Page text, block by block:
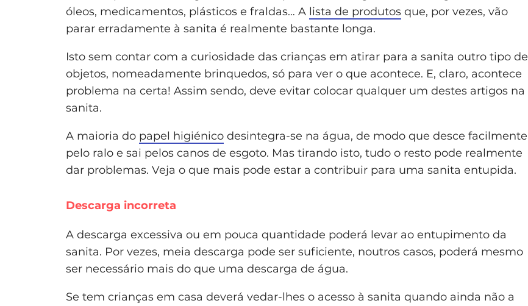
óleos, medicamentos, plásticos e fraldas… A lista de produtos que, por vezes, vão
parar erradamente à sanita é realmente bastante longa.
Isto sem contar com a curiosidade das crianças em atirar para a sanita outro tipo de
objetos, nomeadamente brinquedos, só para ver o que acontece. E, claro, acontece
problema na certa! Assim sendo, deve evitar colocar qualquer um destes artigos na
sanita.
A maioria do papel higiénico desintegra-se na água, de modo que desce facilmente
pelo ralo e sai pelos canos de esgoto. Mas tirando isto, tudo o resto pode realmente
dar problemas. Veja o que mais pode estar a contribuir para uma sanita entupida.
Descarga incorreta
A descarga excessiva ou em pouca quantidade poderá levar ao entupimento da
sanita. Por vezes, meia descarga pode ser suficiente, noutros casos, poderá mesmo
ser necessário mais do que uma descarga de água.
Se tem crianças em casa deverá vedar-lhes o acesso à sanita quando ainda não a